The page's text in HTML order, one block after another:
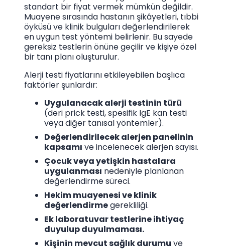
standart bir fiyat vermek mümkün değildir.
Muayene sırasında hastanın şikâyetleri, tıbbi
öyküsü ve klinik bulguları değerlendirilerek
en uygun test yöntemi belirlenir. Bu sayede
gereksiz testlerin önüne geçilir ve kişiye özel
bir tanı planı oluşturulur.
Alerji testi fiyatlarını etkileyebilen başlıca
faktörler şunlardır:
Uygulanacak alerji testinin türü
(deri prick testi, spesifik IgE kan testi
veya diğer tanısal yöntemler).
Değerlendirilecek alerjen panelinin
kapsamı ve incelenecek alerjen sayısı.
Çocuk veya yetişkin hastalara
uygulanması nedeniyle planlanan
değerlendirme süreci.
Hekim muayenesi ve klinik
değerlendirmegerekliliği.
Ek laboratuvar testlerine ihtiyaç
duyulup duyulmaması.
Kişinin mevcut sağlık durumu ve